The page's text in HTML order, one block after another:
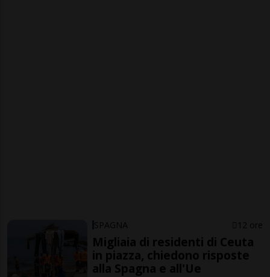
SPAGNA 12 ore
Migliaia di residenti di Ceuta
in piazza, chiedono risposte
alla Spagna e all'Ue